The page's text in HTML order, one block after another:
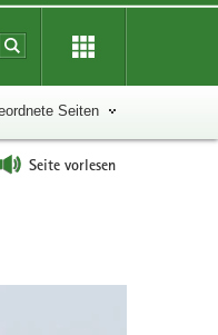
Suchbegriff
Suche starten
Seiten
Seite vorlesen